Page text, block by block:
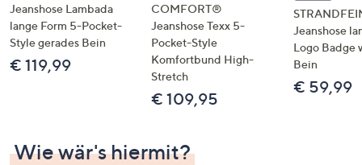
Jeanshose Lambada
lange Form 5-Pocket-
Style gerades Bein
€ 119,99
COMFORT®
Jeanshose Texx 5-
Pocket-Style
Komfortbund High-
Stretch
€ 109,95
Jeanshose
Logo Badge
Bein
€ 59,99
Wie wär's hiermit?